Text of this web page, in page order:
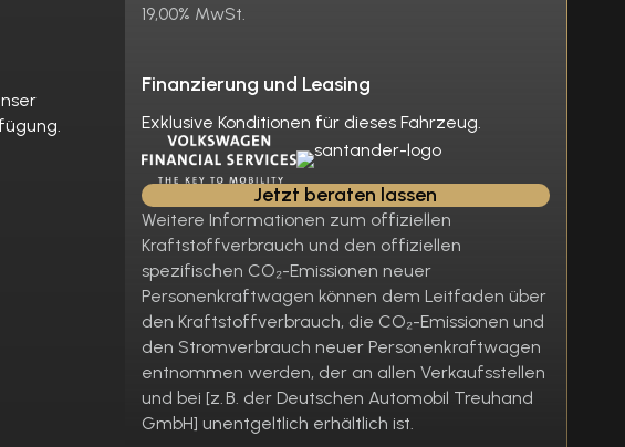
19,00% MwSt.
Finanzierung und Leasing
Exklusive Konditionen für dieses Fahrzeug.
Jetzt beraten lassen
Weitere Informationen zum offiziellen
Kraftstoffverbrauch und den offiziellen
spezifischen CO₂-Emissionen neuer
Personenkraftwagen können dem Leitfaden über
den Kraftstoffverbrauch, die CO₂-Emissionen und
den Stromverbrauch neuer Personenkraftwagen
entnommen werden, der an allen Verkaufsstellen
und bei [z. B. der Deutschen Automobil Treuhand
GmbH] unentgeltlich erhältlich ist.